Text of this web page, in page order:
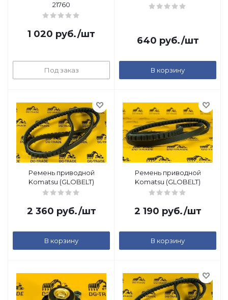
21760
1 020 руб./шт
Под заказ
640 руб./шт
В корзину
Ремень приводной
Komatsu (GLOBELT)
2 360 руб./шт
В корзину
Ремень приводной
Komatsu (GLOBELT)
2 190 руб./шт
В корзину